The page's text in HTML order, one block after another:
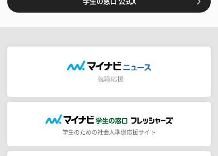
学生のための社会人準備応援サイト